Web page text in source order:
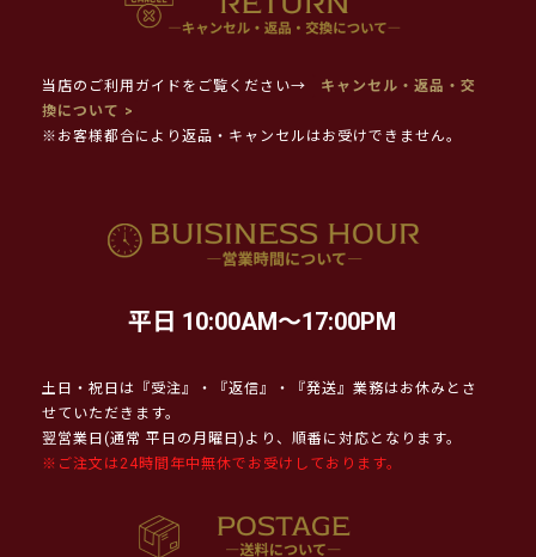
当店のご利用ガイドをご覧ください→
キャンセル・返品・交
換について >
※お客様都合により返品・キャンセルはお受けできません。
平日 10:00AM～17:00PM
土日・祝日は『受注』・『返信』・『発送』業務はお休みとさ
せていただきます。
翌営業日(通常 平日の月曜日)より、順番に対応となります。
※ご注文は24時間年中無休でお受けしております。